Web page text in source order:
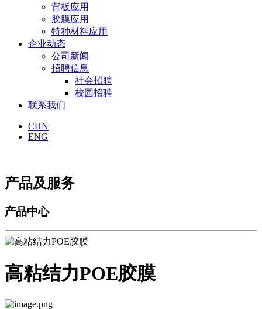
背板应用
胶膜应用
特种材料应用
企业动态
公司新闻
招聘信息
社会招聘
校园招聘
联系我们
CHN
ENG
产品及服务
产品中心
高粘结力POE胶膜